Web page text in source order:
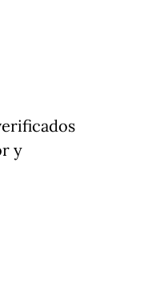
y